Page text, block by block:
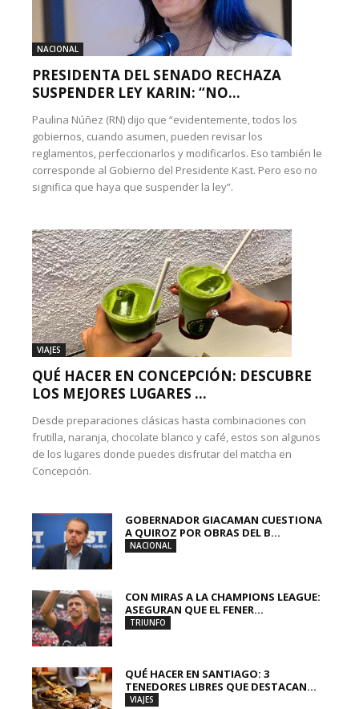
NACIONAL
PRESIDENTA DEL SENADO RECHAZA
SUSPENDER LEY KARIN: “NO...
Paulina Núñez (RN) dijo que “evidentemente, todos los
gobiernos, cuando asumen, pueden revisar los
reglamentos, perfeccionarlos y modificarlos. Eso también le
corresponde al Gobierno del Presidente Kast. Pero eso no
significa que haya que suspender la ley”.
VIAJES
QUÉ HACER EN CONCEPCIÓN: DESCUBRE
LOS MEJORES LUGARES ...
Desde preparaciones clásicas hasta combinaciones con
frutilla, naranja, chocolate blanco y café, estos son algunos
de los lugares donde puedes disfrutar del matcha en
Concepción.
GOBERNADOR GIACAMAN CUESTIONA
A QUIROZ POR OBRAS DEL B...
NACIONAL
CON MIRAS A LA CHAMPIONS LEAGUE:
ASEGURAN QUE EL FENER...
TRIUNFO
QUÉ HACER EN SANTIAGO: 3
TENEDORES LIBRES QUE DESTACAN...
VIAJES